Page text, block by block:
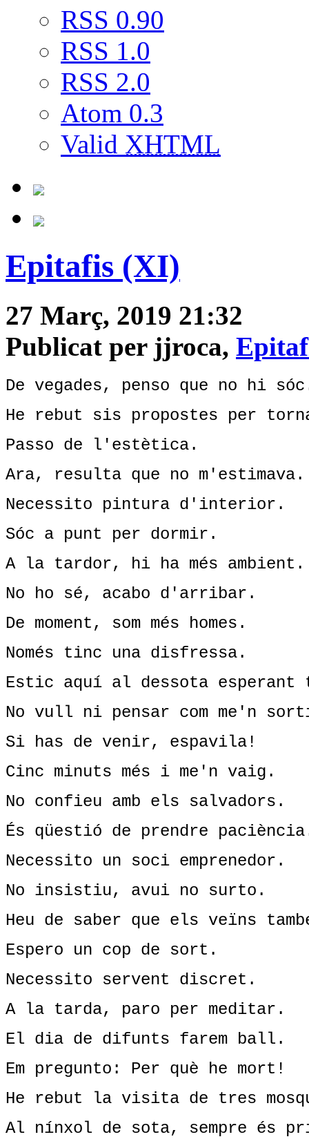
RSS 0.90
RSS 1.0
RSS 2.0
Atom 0.3
Valid XHTML
Epitafis (XI)
27 Març, 2019 21:32
Publicat per jjroca,
De vegades, penso que no hi
He rebut sis propostes per
Passo de l'estètica.
Ara, resulta que no m'estimava.
Necessito pintura d'interior.
Sóc a punt per dormir.
A la tardor, hi ha més ambient.
No ho sé, acabo d'arribar.
De moment, som més homes.
Només tinc una disfressa.
Estic aquí al dessota
No vull ni pensar com me'n
Si has de venir, espavila!
Cinc minuts més i me'n vaig.
No confieu amb els salvadors.
És qüestió de prendre
Necessito un soci emprenedor.
No insistiu, avui no surto.
Heu de saber que els veïns
Espero un cop de sort.
Necessito servent discret.
A la tarda, paro per meditar.
El dia de difunts farem ball.
Em pregunto: Per què he mort!
He rebut la visita de tres
Al nínxol de sota, sempre és